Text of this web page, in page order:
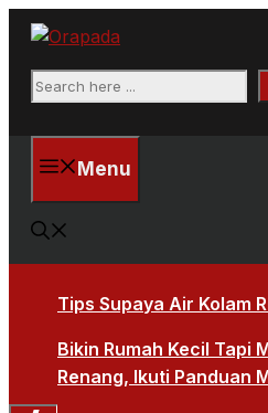
Langsung
Search
Menu
Tips Supaya Air Kolam
Bikin Rumah Kecil Tapi
Renang, Ikuti Panduan